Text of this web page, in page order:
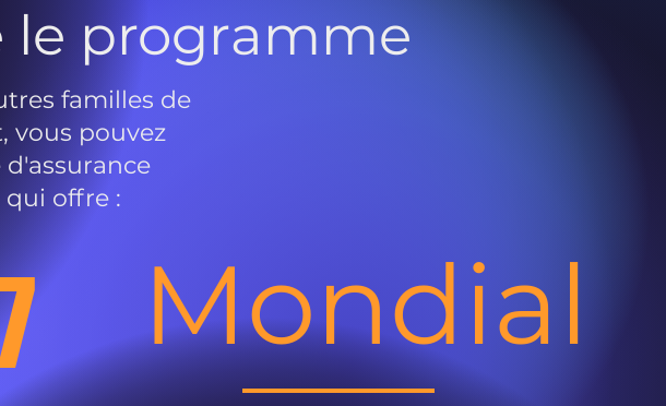
le programme
familles de
vous pouvez
offre :
Mondial